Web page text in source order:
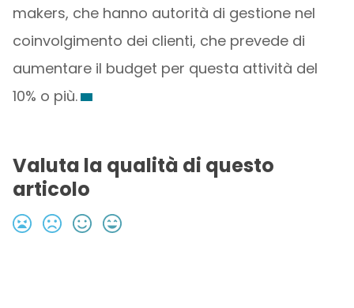
makers, che hanno autorità di gestione nel
coinvolgimento dei clienti, che prevede di
aumentare il budget per questa attività del
10% o più.
Valuta la qualità di questo
articolo